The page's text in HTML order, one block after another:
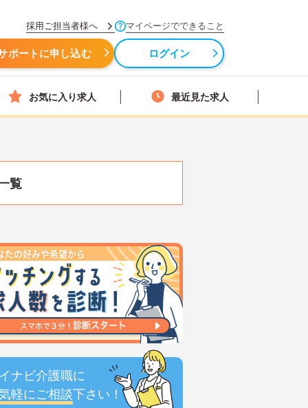
採用ご担当者様へ マイページでできること
ポートに申し込む ログイン
お気に入り求人 最近見た求人
覧
ナビ介護職に
軽にご相談下さい！